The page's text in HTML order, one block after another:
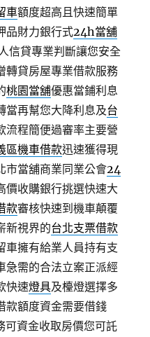
車額度超高且快速簡單
品財力銀行式24h當舖
信貸專業判斷讓您安全
轉貸房屋專業借款服務
桃園當舖優惠當鋪利息
當再幫您大降利息及台
流程簡便過審率主要營
區機車借款迅速獲得現
市當舖商業同業公會24
價收購銀行挑選快速大
款審核快速到機車顛覆
新視界的台北支票借款
車擁有給業人員持有支
急需的合法立案正派經
快速燈具及檯燈選擇多
款額度資金需要借錢
可資金收取房價您可託